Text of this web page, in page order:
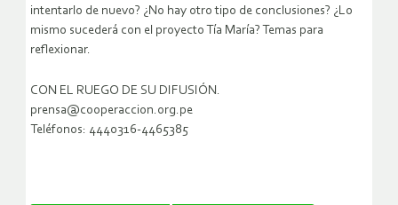
intentarlo de nuevo? ¿No hay otro tipo de conclusiones? ¿Lo
mismo sucederá con el proyecto Tía María? Temas para
reflexionar.
CON EL RUEGO DE SU DIFUSIÓN.
prensa@cooperaccion.org.pe
Teléfonos: 4440316-4465385